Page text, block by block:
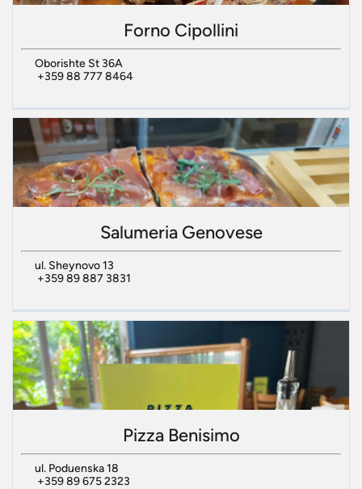
Forno Cipollini
Oborishte St 36A
+359 88 777 8464
Salumeria Genovese
ul. Sheynovo 13
+359 89 887 3831
Pizza Benisimo
ul. Poduenska 18
+359 89 675 2323